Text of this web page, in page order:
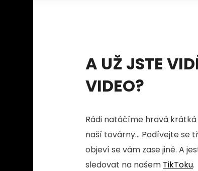
A UŽ JSTE
VIDEO?
Rádi natáčíme hravá krátká
naší továrny... Podívejte se
objeví se vám zase jiné. A
sledovat na našem TikToku.